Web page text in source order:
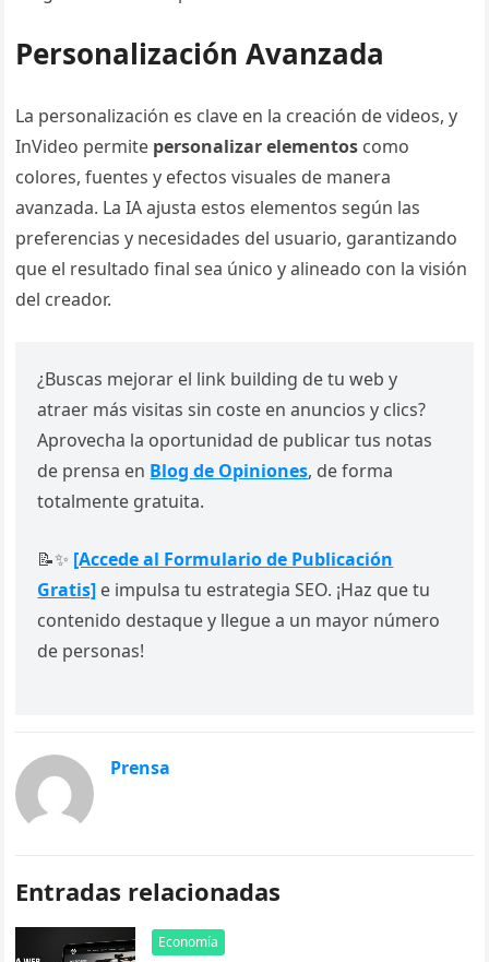
Personalización Avanzada
La personalización es clave en la creación de videos, y
InVideo permite personalizar elementos como
colores, fuentes y efectos visuales de manera
avanzada. La IA ajusta estos elementos según las
preferencias y necesidades del usuario, garantizando
que el resultado final sea único y alineado con la visión
del creador.
¿Buscas mejorar el link building de tu web y
atraer más visitas sin coste en anuncios y clics?
Aprovecha la oportunidad de publicar tus notas
de prensa en Blog de Opiniones, de forma
totalmente gratuita.
📝✨ [Accede al Formulario de Publicación
Gratis] e impulsa tu estrategia SEO. ¡Haz que tu
contenido destaque y llegue a un mayor número
de personas!
Prensa
Entradas relacionadas
Economía